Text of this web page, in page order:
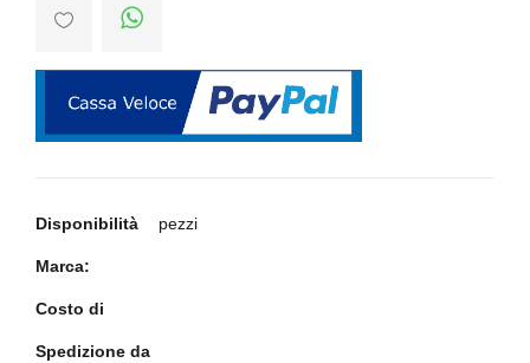
Disponibilità pezzi
Marca:
Costo di
Spedizione da